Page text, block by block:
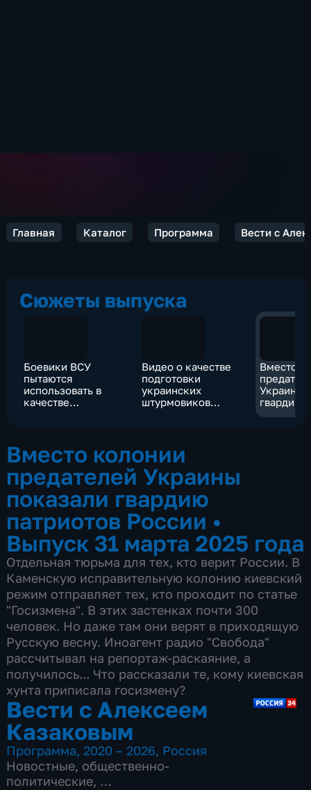
Главная Каталог Программа Вести с
Сюжеты выпуска
Боевики ВСУ
пытаются
использовать в
качестве
Видео о качестве
подготовки
украинских
штурмовиков
Вместо
Украины
гвардию
России
Вместо колонии
предателей Украины
показали гвардию
патриотов России •
Выпуск 31 марта 2025 года
Отдельная тюрьма для тех, кто верит России. В
Каменскую исправительную колонию киевский
режим отправляет тех, кто проходит по статье
"Госизмена". В этих застенках почти 300
человек. Но даже там они верят в приходящую
Русскую весну. Иноагент радио "Свобода"
рассчитывал на репортаж-раскаяние, а
получилось... Что рассказали те, кому киевская
хунта приписала госизмену?
Вести с Алексеем
Казаковым
Программа, 2020 – 2026, Россия
Новостные, общественно-
политические,